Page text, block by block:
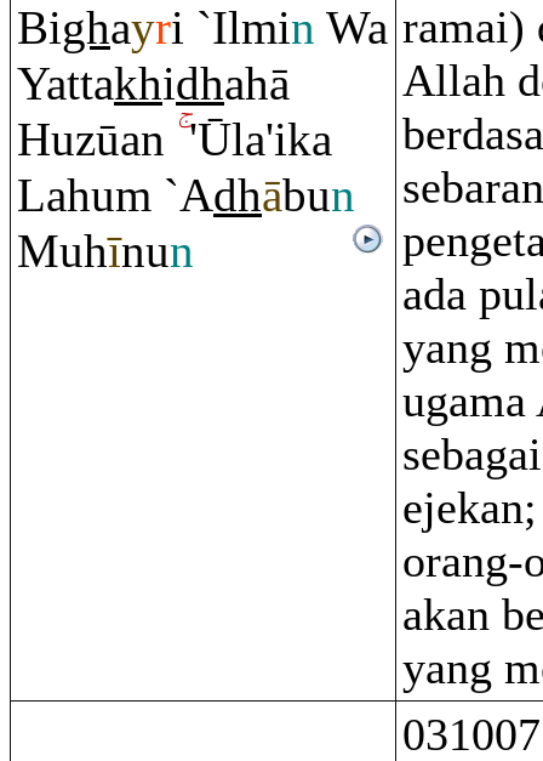
Bighayri `Ilmin Wa
Yattakhidhahā
Huzūan 'Ūla'ika
Lahum `Adhābun
Muhīnun
ramai)
Allah
ada
yang
orang-
akan
yang